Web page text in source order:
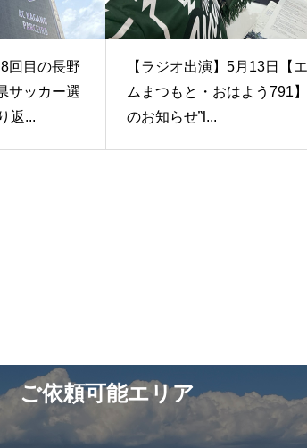
回目の長野
サッカー選
返...
【ラジオ出演】5月13日【
ムまつもと・おはよう791
のお知らせἻ...
ご依頼可能エリア